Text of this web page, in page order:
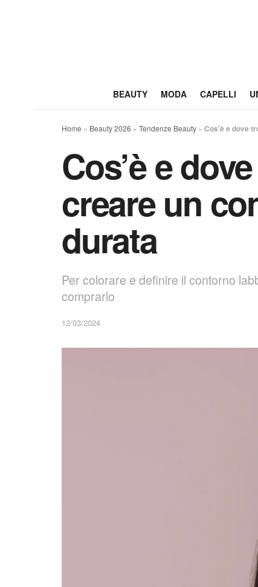
BEAUTY MODA CAPELLI
Home » Beauty 2026 » Tendenze Beauty » Cos’è e dove
Cos’è e
creare un
durata
Per colorare e definire il contorno
comprarlo
12/03/2024